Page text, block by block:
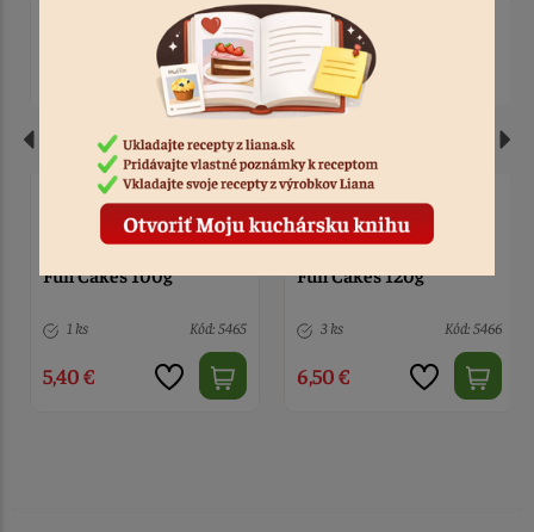
Pasta Karamel Toffee
Fun Cakes 100g
1 ks Kód: 5465
5,40 €
Pasta Cherry - Čerešňa
Fun Cakes 120g
3 ks Kód: 5466
6,50 €